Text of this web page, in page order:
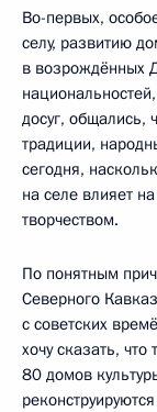
Во-первых,
селу, развитию
в возрождённых
досуг, общались,
традиции,
сегодня,
на селе влияет
творчеством.
По понятным
Северного
с советских
хочу сказать, что
80 домов